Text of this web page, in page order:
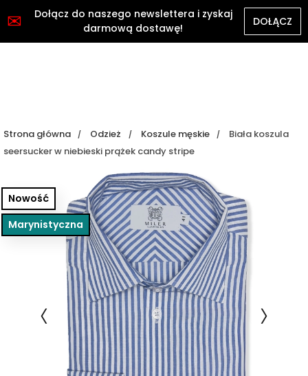
Strona główna Odzież Koszule męskie
Biała koszula
seersucker w niebieski prążek candy stripe
Nowość
Marynistyczna
✉
Dołącz do naszego newslettera i zyskaj
darmową dostawę!
DOŁĄCZ